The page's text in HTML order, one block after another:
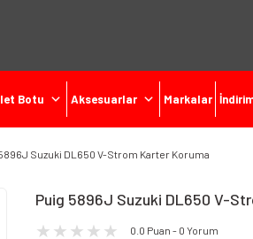
Botu Aksesuarlar Markalar
Suzuki DL650 V-Strom Karter Koruma
Puig 5896J Suzuki DL650 V-
0.0 Puan - 0 Yorum